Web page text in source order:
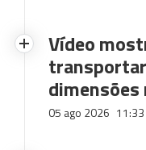
Vídeo
dimensões
05 ago 2026 11:33